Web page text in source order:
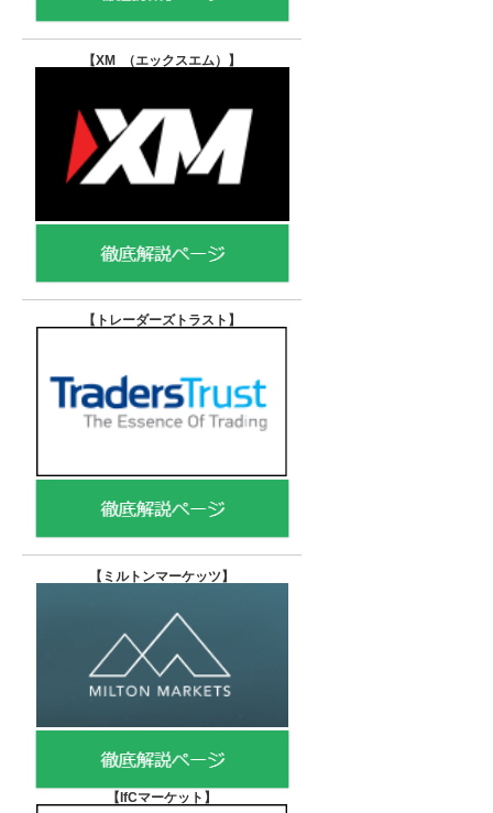
【XM （エックスエム） 】
【トレーダーズトラスト 】
【 ミルトンマーケッツ】
【IfCマーケット 】